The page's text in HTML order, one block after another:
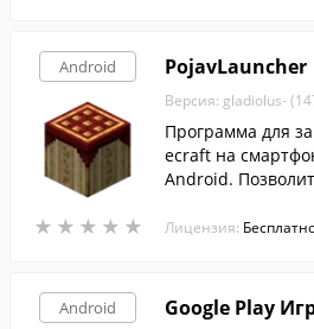
Android
★ ★ ★ ★ ★
★ ★ ★ ★ ★
PojavLauncher
Версия: gladiolus-
Программа для
ecraft на
Android.
гры-песочницы
Лицензия:
Android Google Play